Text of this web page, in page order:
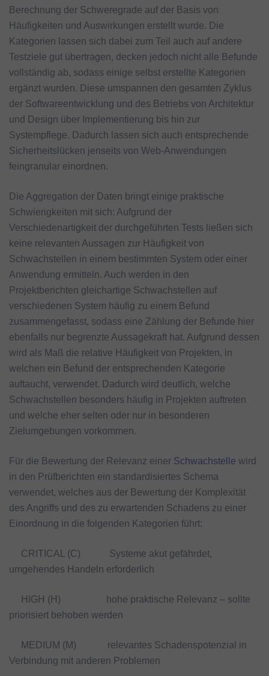
Berechnung der Schweregrade auf der Basis von
Häufigkeiten und Auswirkungen erstellt wurde. Die
Kategorien lassen sich dabei zum Teil auch auf andere
Testziele gut übertragen, decken jedoch nicht alle Befunde
vollständig ab, sodass einige selbst erstellte Kategorien
ergänzt wurden. Diese umspannen den gesamten Zyklus
der Softwareentwicklung und des Betriebs von Architektur
und Design über Implementierung bis hin zur
Systempflege. Dadurch lassen sich auch entsprechende
Sicherheitslücken jenseits von Web-Anwendungen
feingranular einordnen.
Die Aggregation der Daten bringt einige praktische
Schwierigkeiten mit sich: Aufgrund der
Verschiedenartigkeit der durchgeführten Tests ließen sich
keine relevanten Aussagen zur Häufigkeit von
Schwachstellen in einem bestimmten System oder einer
Anwendung ermitteln. Auch werden in den
Projektberichten gleichartige Schwachstellen auf
verschiedenen System häufig zu einem Befund
zusammengefasst, sodass eine Zählung der Befunde hier
ebenfalls nur begrenzte Aussagekraft hat. Aufgrund dessen
wird als Maß die relative Häufigkeit von Projekten, in
welchen ein Befund der entsprechenden Kategorie
auftaucht, verwendet. Dadurch wird deutlich, welche
Schwachstellen besonders häufig in Projekten auftreten
und welche eher selten oder nur in besonderen
Zielumgebungen vorkommen.
Für die Bewertung der Relevanz einer Schwachstelle wird
in den Prüfberichten ein standardisiertes Schema
verwendet, welches aus der Bewertung der Komplexität
des Angriffs und des zu erwartenden Schadens zu einer
Einordnung in die folgenden Kategorien führt:
CRITICAL (C) Systeme akut gefährdet,
umgehendes Handeln erforderlich
HIGH (H) hohe praktische Relevanz – sollte
priorisiert behoben werden
MEDIUM (M) relevantes Schadenspotenzial in
Verbindung mit anderen Problemen